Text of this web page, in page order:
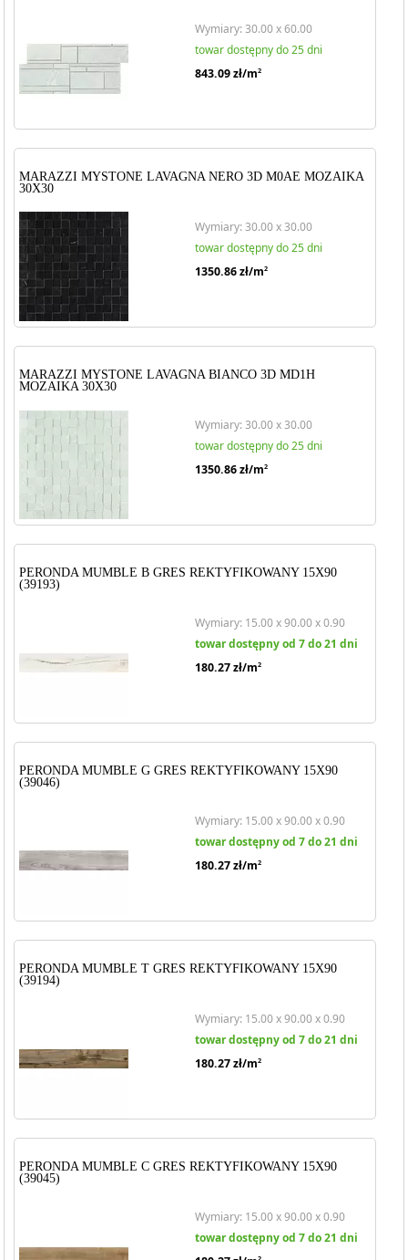
Wymiary: 30.00 x 60.00
towar dostępny do 25 dni
843.09zł/m2
MARAZZI MYSTONE LAVAGNA NERO 3D M0AE MOZAIKA
30X30
Wymiary: 30.00 x 30.00
towar dostępny do 25 dni
1350.86zł/m2
MARAZZI MYSTONE LAVAGNA BIANCO 3D MD1H
MOZAIKA 30X30
Wymiary: 30.00 x 30.00
towar dostępny do 25 dni
1350.86zł/m2
PERONDA MUMBLE B GRES REKTYFIKOWANY 15X90
(39193)
Wymiary: 15.00 x 90.00 x 0.90
towar dostępny od 7 do 21 dni
180.27zł/m2
PERONDA MUMBLE G GRES REKTYFIKOWANY 15X90
(39046)
Wymiary: 15.00 x 90.00 x 0.90
towar dostępny od 7 do 21 dni
180.27zł/m2
PERONDA MUMBLE T GRES REKTYFIKOWANY 15X90
(39194)
Wymiary: 15.00 x 90.00 x 0.90
towar dostępny od 7 do 21 dni
180.27zł/m2
PERONDA MUMBLE C GRES REKTYFIKOWANY 15X90
(39045)
Wymiary: 15.00 x 90.00 x 0.90
towar dostępny od 7 do 21 dni
2